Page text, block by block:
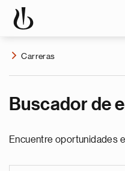
Carreras
Buscador de
Encuentre oportunidades